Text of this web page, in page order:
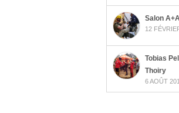
Salon
12
Tobias
Thoiry
6 AOÛT